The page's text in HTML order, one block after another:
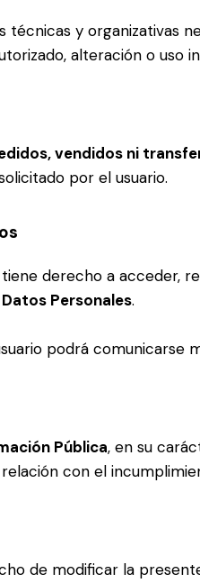
y organizativas
alteración o uso
vendidos ni
por el usuario.
derecho a acceder,
Personales.
podrá comunicarse
Pública, en su
con el
de modificar la